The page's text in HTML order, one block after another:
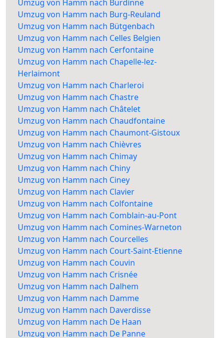
Umzug von Hamm nach Burdinne
Umzug von Hamm nach Burg-Reuland
Umzug von Hamm nach Bütgenbach
Umzug von Hamm nach Celles Belgien
Umzug von Hamm nach Cerfontaine
Umzug von Hamm nach Chapelle-lez-
Herlaimont
Umzug von Hamm nach Charleroi
Umzug von Hamm nach Chastre
Umzug von Hamm nach Châtelet
Umzug von Hamm nach Chaudfontaine
Umzug von Hamm nach Chaumont-Gistoux
Umzug von Hamm nach Chièvres
Umzug von Hamm nach Chimay
Umzug von Hamm nach Chiny
Umzug von Hamm nach Ciney
Umzug von Hamm nach Clavier
Umzug von Hamm nach Colfontaine
Umzug von Hamm nach Comblain-au-Pont
Umzug von Hamm nach Comines-Warneton
Umzug von Hamm nach Courcelles
Umzug von Hamm nach Court-Saint-Etienne
Umzug von Hamm nach Couvin
Umzug von Hamm nach Crisnée
Umzug von Hamm nach Dalhem
Umzug von Hamm nach Damme
Umzug von Hamm nach Daverdisse
Umzug von Hamm nach De Haan
Umzug von Hamm nach De Panne